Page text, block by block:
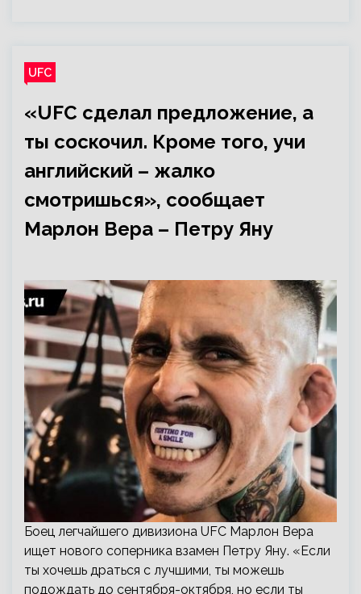
UFC
«UFC сделал предложение, а
ты соскочил. Кроме того, учи
английский – жалко
смотришься», сообщает
Марлон Вера – Петру Яну
Боец легчайшего дивизиона UFC Марлон Вера
ищет нового соперника взамен Петру Яну. «Если
ты хочешь драться с лучшими, ты можешь
подождать до сентября-октября, но если ты